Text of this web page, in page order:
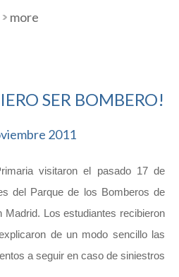
more
SER BOMBERO!
2011
visitaron el pasado 17 de
del Parque de los Bomberos de
Madrid. Los estudiantes recibieron
de un modo sencillo las
a seguir en caso de siniestros